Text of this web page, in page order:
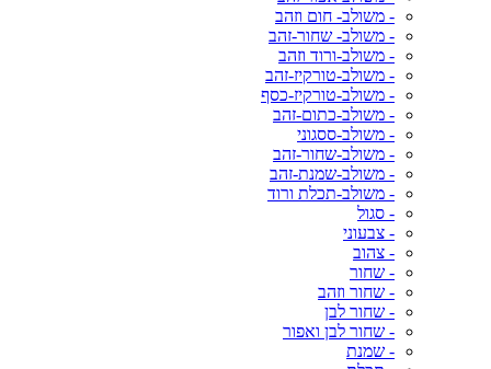
- משולב- חום וזהב
- משולב- שחור-זהב
- משולב-ורוד וזהב
- משולב-טורקיז-זהב
- משולב-טורקיז-כסף
- משולב-כתום-זהב
- משולב-ססגוני
- משולב-שחור-זהב
- משולב-שמנת-זהב
- משולב-תכלת ורוד
- סגול
- צבעוני
- צהוב
- שחור
- שחור וזהב
- שחור לבן
- שחור לבן ואפור
- שמנת